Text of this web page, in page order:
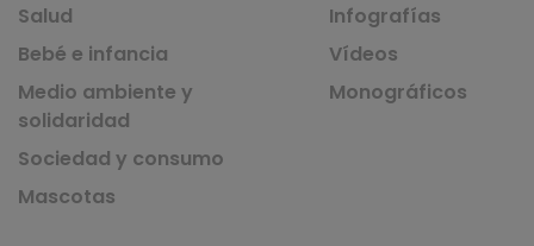
Salud
Bebé e infancia
Medio ambiente y
solidaridad
Sociedad y consumo
Mascotas
Infografías
Vídeos
Monográficos